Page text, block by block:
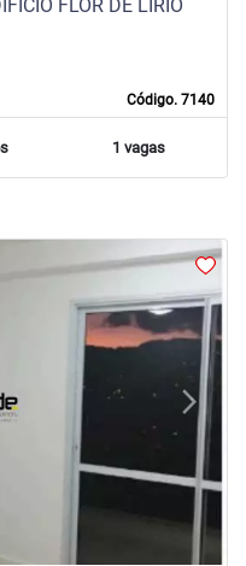
Código. 7140
FLOR DE LÍRIO
1 vagas
arrow_forward_ios
Next